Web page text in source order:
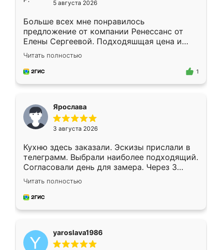
5 августа 2026
Больше всех мне понравилось
предложение от компании Ренессанс от
Елены Сергеевой. Подходяшщая цена и
короткие сроки изготовления. Приехавший
для замера сотрудник Владислав
предложил по моему эскизу самый
Читать полностью
1
Ярослава
3 августа 2026
Кухню здесь заказали. Эскизы прислали в
телеграмм. Выбрали наиболее подходящий.
Согласовали день для замера. Через 3
недели кухня была уже готова. Остались
довольны работой. Спасибо Ренессанс
мебель за качественную работу!
Читать полностью
yaroslava1986